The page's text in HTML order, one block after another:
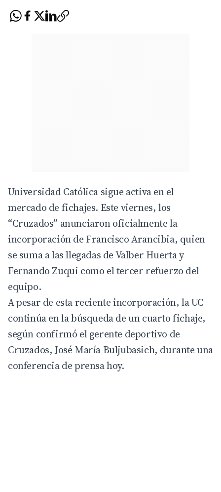
Universidad Católica sigue activa en el
mercado de fichajes. Este viernes, los
“Cruzados” anunciaron oficialmente la
incorporación de Francisco Arancibia, quien
se suma a las llegadas de Valber Huerta y
Fernando Zuqui como el tercer refuerzo del
equipo.
A pesar de esta reciente incorporación, la UC
continúa en la búsqueda de un cuarto fichaje,
según confirmó el gerente deportivo de
Cruzados, José María Buljubasich, durante una
conferencia de prensa hoy.